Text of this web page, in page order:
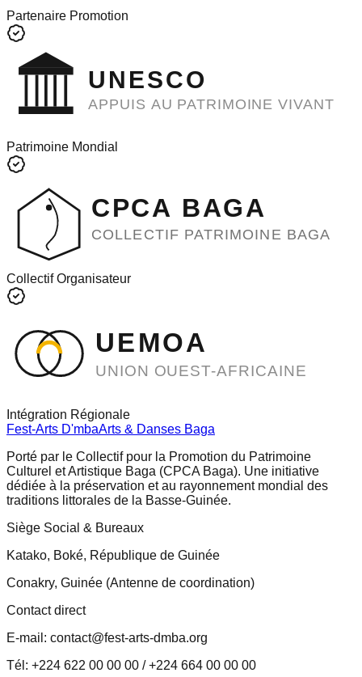
Partenaire Promotion
UNESCO
APPUIS AU PATRIMOINE VIVANT
Patrimoine Mondial
CPCA BAGA
COLLECTIF PATRIMOINE BAGA
Collectif Organisateur
UEMOA
UNION OUEST-AFRICAINE
Intégration Régionale
Fest-Arts D'mbaArts & Danses Baga
Porté par le Collectif pour la Promotion du Patrimoine
Culturel et Artistique Baga (CPCA Baga). Une initiative
dédiée à la préservation et au rayonnement mondial des
traditions littorales de la Basse-Guinée.
Siège Social & Bureaux
Katako, Boké, République de Guinée
Conakry, Guinée (Antenne de coordination)
Contact direct
E-mail: contact@fest-arts-dmba.org
Tél: +224 622 00 00 00 / +224 664 00 00 00